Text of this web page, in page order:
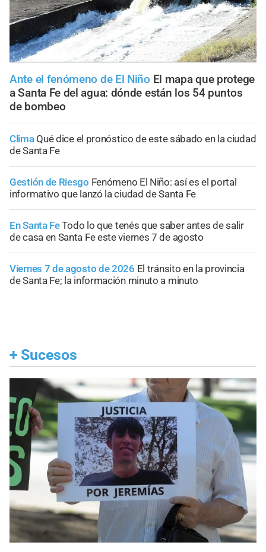
Ante el fenómeno de El Niño El mapa que protege
a Santa Fe del agua: dónde están los 54 puntos
de bombeo
Clima Qué dice el pronóstico de este sábado en la ciudad
de Santa Fe
Gestión de Riesgo Fenómeno El Niño: así es el portal
informativo que lanzó la ciudad de Santa Fe
En Santa FeTodo lo que tenés que saber antes de salir
de casa en Santa Fe este viernes 7 de agosto
Viernes 7 de agosto de 2026 El tránsito en la provincia
de Santa Fe; la información minuto a minuto
+ Sucesos